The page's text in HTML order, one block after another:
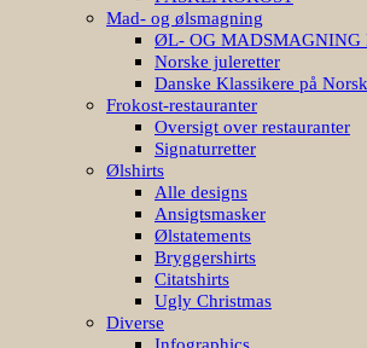
Mad- og ølsmagning
ØL- OG MADSMAGNING
Norske juleretter
Danske Klassikere på Norsk
Frokost-restauranter
Oversigt over restauranter
Signaturretter
Ølshirts
Alle designs
Ansigtsmasker
Ølstatements
Bryggershirts
Citatshirts
Ugly Christmas
Diverse